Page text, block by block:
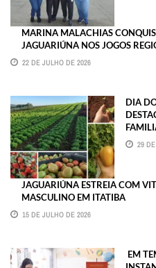
MARINA MALACHIAS
JAGUARIÚNA NOS JOGOS
22 DE JULHO DE 2026
DIA
29
JAGUARIÚNA ESTREIA COM
MASCULINO EM ITATIBA
15 DE JULHO DE 2026
EM